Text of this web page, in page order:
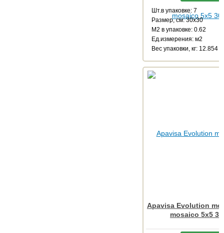
Шт.в упаковке: 7
Размер, см: 30x30
М2 в упаковке: 0.62
Ед.измерения: м2
Веc упаковки, кг: 12.854
Apavisa Evolution
mosaico 5x5